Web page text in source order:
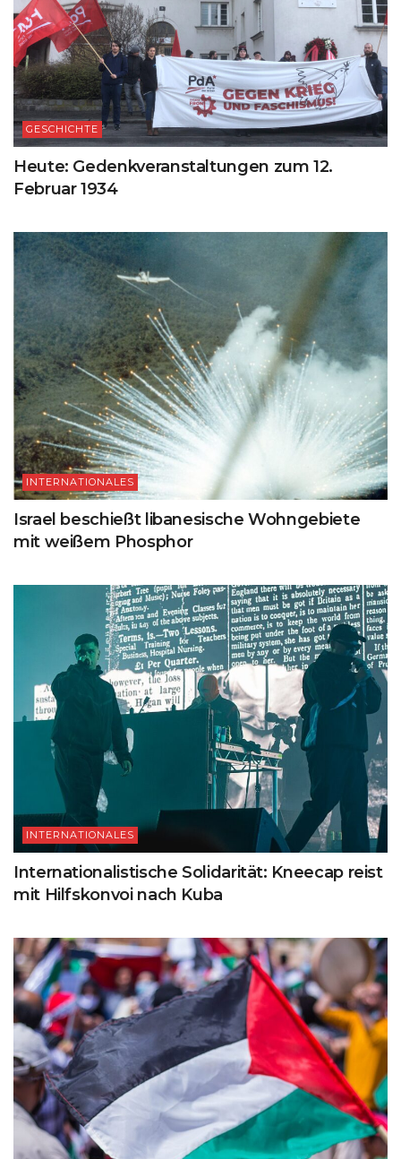
GESCHICHTE
Heute: Gedenkveranstaltungen zum 12.
Februar 1934
INTERNATIONALES
Israel beschießt libanesische Wohngebiete
mit weißem Phosphor
INTERNATIONALES
Internationalistische Solidarität: Kneecap reist
mit Hilfskonvoi nach Kuba